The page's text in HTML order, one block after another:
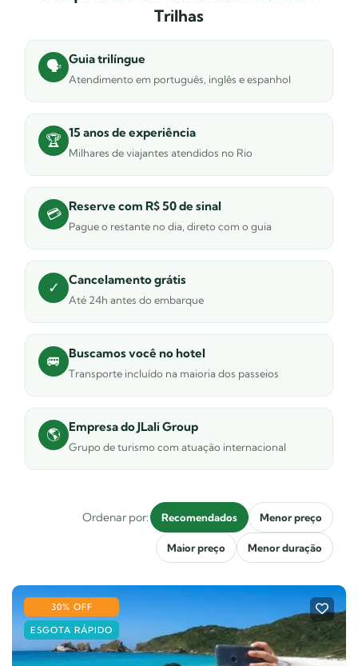
Trilhas
🗣️ Guia trilíngue
Atendimento em português, inglês e espanhol
🏆 15 anos de experiência
Milhares de viajantes atendidos no Rio
💳 Reserve com R$ 50 de sinal
Pague o restante no dia, direto com o guia
✓ Cancelamento grátis
Até 24h antes do embarque
🚐 Buscamos você no hotel
Transporte incluído na maioria dos passeios
🌎 Empresa do JLali Group
Grupo de turismo com atuação internacional
Ordenar por: Recomendados Menor preço
Maior preço Menor duração
30% OFF
ESGOTA RÁPIDO